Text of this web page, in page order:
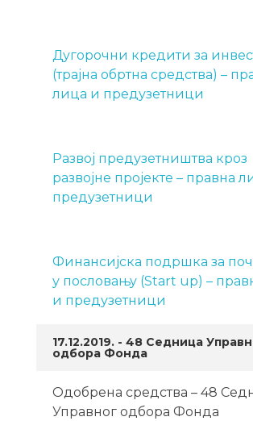
Дугорочни кредити за
(трајна обртна средства) –
лица и предузетници
Развој предузетништва кроз
развојне пројекте – правна
предузетници
Финансијска подршка за
у пословању (Start up) –
и предузетници
17.12.2019. - 48 Седница
одбора Фонда
Одобрена средства – 48
Управног одбора Фонда